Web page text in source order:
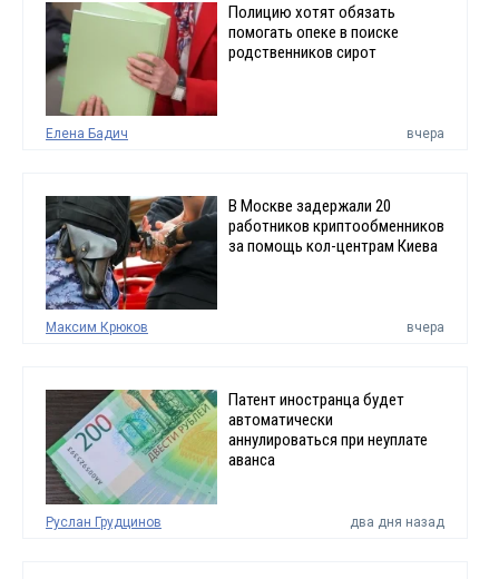
Полицию хотят обязать
помогать опеке в поиске
родственников сирот
Елена Бадич вчера
В Москве задержали 20
работников криптообменников
за помощь кол-центрам Киева
Максим Крюков вчера
Патент иностранца будет
автоматически
аннулироваться при неуплате
аванса
Руслан Грудцинов два дня назад